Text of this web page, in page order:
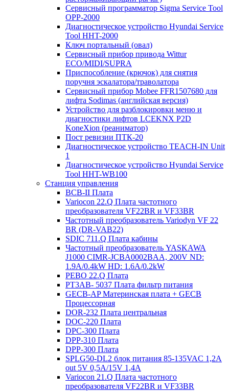
Сервисный программатор Sigma Service Tool
OPP-2000
Диагностическое устройство Hyundai Service
Tool HHT-2000
Ключ портальный (овал)
Сервисный прибор привода Wittur
ECO/MIDI/SUPRA
Приспособление (крючок) для снятия
поручня эскалатора/траволатора
Сервисный прибор Mobee FFR1507680 для
лифта Sodimas (английская версия)
Устройство для разблокировки меню и
диагностики лифтов LCEKNX P2D
KoneXion (реаниматор)
Пост ревизии ПТК-20
Диагностическое устройство TEACH-IN Unit
1
Диагностическое устройство Hyundai Service
Tool HHT-WB100
Станция управления
BCB-II Плата
Variocon 22.Q Плата частотного
преобразователя VF22BR и VF33BR
Частотный преобразователь Variodyn VF 22
BR (DR-VAB22)
SDIC 711.Q Плата кабины
Частотный преобразователь YASKAWA
J1000 CIMR-JCBA0002BAA, 200V ND:
1.9A/0.4kW HD: 1.6A/0.2kW
PEBO 22.Q Плата
РТ3АВ- 5037 Плата фильтр питания
GECB-AP Материнская плата + GECB
Процессорная
DOR-232 Плата центральная
DOC-220 Плата
DPC-300 Плата
DPP-310 Плата
DPP-300 Плата
SPLG50-DL2 блок питания 85-135VAC 1,2А
out 5V 0,5А/15V 1,4А
Variocon 21.Q Плата частотного
преобразователя VF22BR и VF33BR